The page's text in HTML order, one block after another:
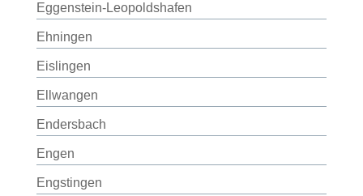
Eggenstein-Leopoldshafen
Ehningen
Eislingen
Ellwangen
Endersbach
Engen
Engstingen